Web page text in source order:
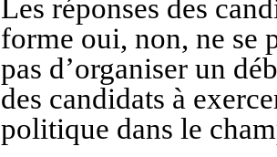
Les réponses des
forme oui, non, ne se
pas d’organiser un
des candidats à
politique dans le